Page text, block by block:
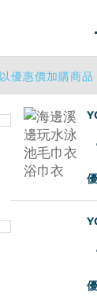
以優惠價加購商品